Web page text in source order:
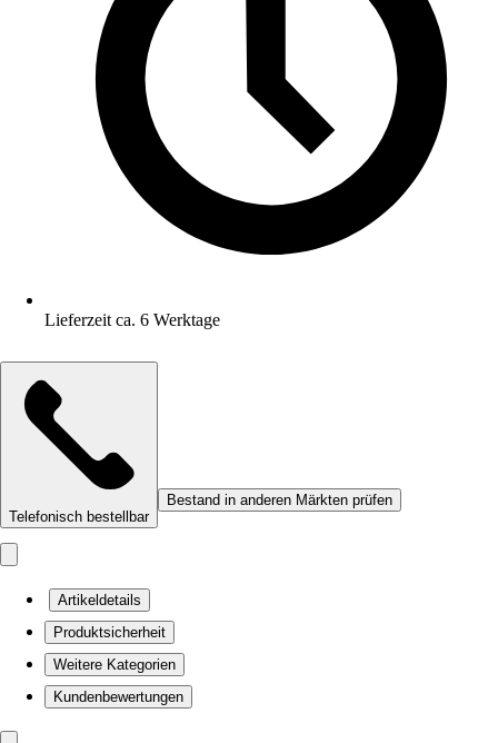
Lieferzeit ca. 6 Werktage
Telefonisch bestellbar
Bestand in anderen Märkten prüfen
Artikeldetails
Produktsicherheit
Weitere Kategorien
Kundenbewertungen